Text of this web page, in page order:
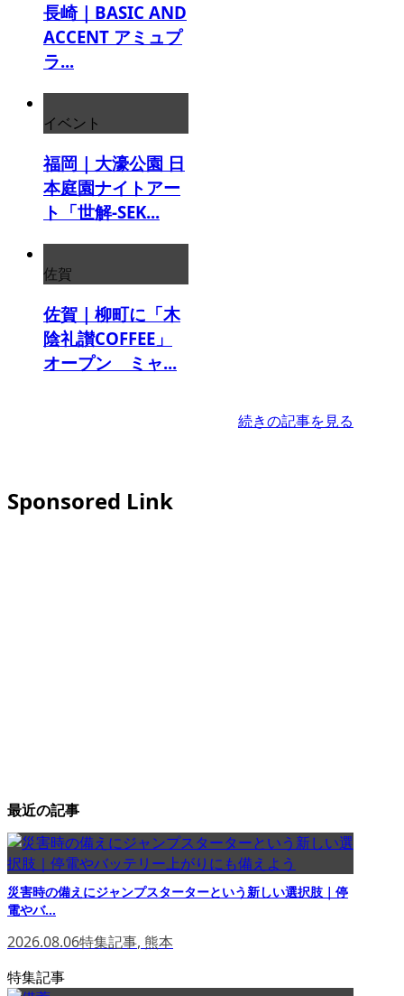
長崎｜BASIC AND
ACCENT アミュプ
ラ...
イベント
福岡｜大濠公園 日
本庭園ナイトアー
ト「世解-SEK...
佐賀
佐賀｜柳町に「木
陰礼讃COFFEE」
オープン ミャ...
続きの記事を見る
Sponsored Link
最近の記事
災害時の備えにジャンプスターターという新しい選択肢｜停
電やバ...
2026.08.06特集記事, 熊本
特集記事